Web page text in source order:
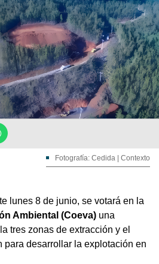
Fotografía: Cedida | Contexto
lunes 8 de junio, se votará en la
Ambiental (Coeva) una
tres zonas de extracción y el
para desarrollar la explotación en